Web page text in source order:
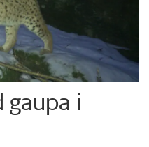
gaupa i